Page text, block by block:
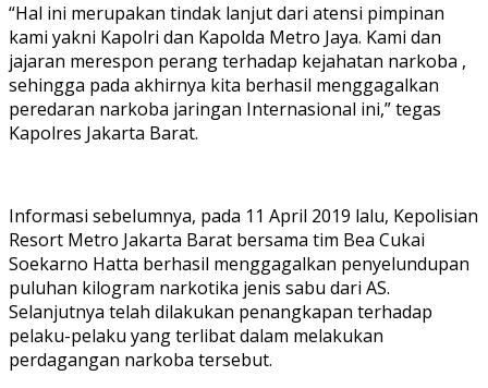
“Hal ini merupakan tindak lanjut dari atensi pimpinan
kami yakni Kapolri dan Kapolda Metro Jaya. Kami dan
jajaran merespon perang terhadap kejahatan narkoba ,
sehingga pada akhirnya kita berhasil menggagalkan
peredaran narkoba jaringan Internasional ini,” tegas
Kapolres Jakarta Barat.
Informasi sebelumnya, pada 11 April 2019 lalu, Kepolisian
Resort Metro Jakarta Barat bersama tim Bea Cukai
Soekarno Hatta berhasil menggagalkan penyelundupan
puluhan kilogram narkotika jenis sabu dari AS.
Selanjutnya telah dilakukan penangkapan terhadap
pelaku-pelaku yang terlibat dalam melakukan
perdagangan narkoba tersebut.